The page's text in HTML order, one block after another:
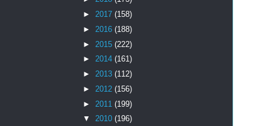
► 2017 (158)
► 2016 (188)
► 2015 (222)
► 2014 (161)
► 2013 (112)
► 2012 (156)
► 2011 (199)
▼ 2010 (196)